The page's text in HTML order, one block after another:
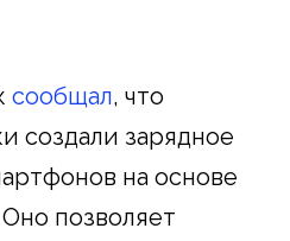
сообщал, что
создали зарядное
на основе
позволяет